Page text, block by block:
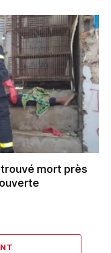
mort près